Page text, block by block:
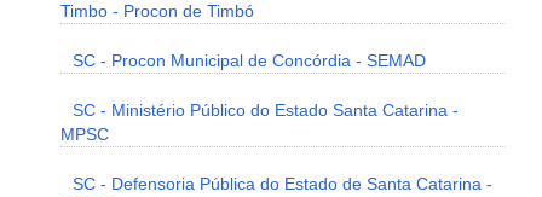
Timbo - Procon de Timbó
SC - Procon Municipal de Concórdia - SEMAD
SC - Ministério Público do Estado Santa Catarina -
MPSC
SC - Defensoria Pública do Estado de Santa Catarina -